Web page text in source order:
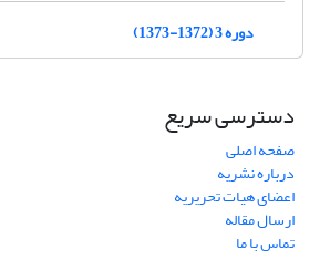
دوره 3 (1372-1373)
دسترسی سریع
صفحه اصلی
درباره نشریه
اعضای هیات تحریریه
ارسال مقاله
تماس با ما